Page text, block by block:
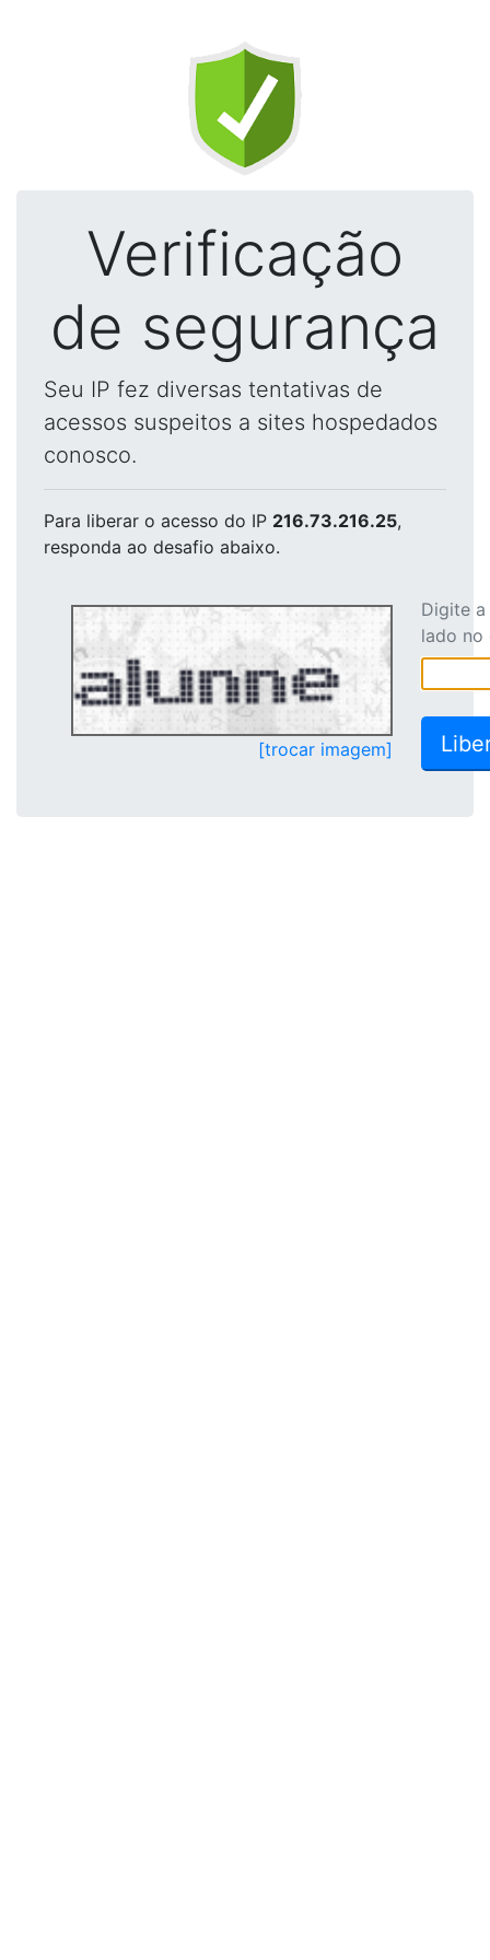
Verificação
de segurança
Seu IP fez diversas tentativas de
acessos suspeitos a sites hospedados
conosco.
Para liberar o acesso do IP 216.73.216.25,
responda ao desafio abaixo.
[trocar imagem]
Digite
lado no